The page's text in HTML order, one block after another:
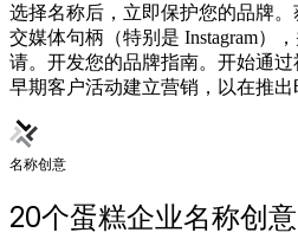
选择名称后，立即保护您的品牌
交媒体句柄（特别是 Instagram）
请。开发您的品牌指南。开始通
早期客户活动建立营销，以在推出
名称创意
20个蛋糕企业名称创意